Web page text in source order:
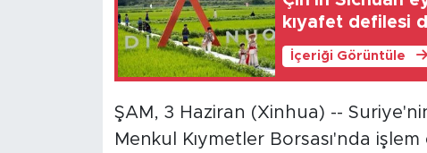
kıyafet defilesi
İçeriği Görüntüle
ŞAM, 3 Haziran (Xinhua) --
Menkul Kıymetler Borsası'nda